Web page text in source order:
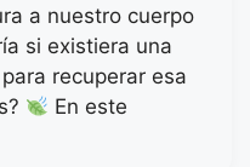
a nuestro cuerpo
si existiera una
recuperar esa
En este